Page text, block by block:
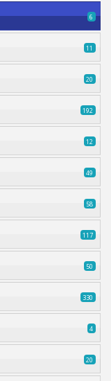
6
11
20
192
12
49
58
117
50
330
4
20